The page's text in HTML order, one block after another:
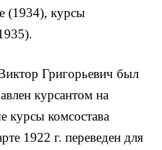
курсы
Григорьевич был
курсантом на
курсы комсостава
1922 г. переведен для